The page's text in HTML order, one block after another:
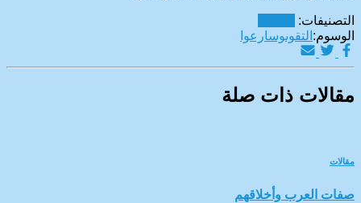
التصنيفات:
الوسوم: التقوىوسارعوا
مقالات ذات صلة
مقالات
صفات العرب وأخلاقهم